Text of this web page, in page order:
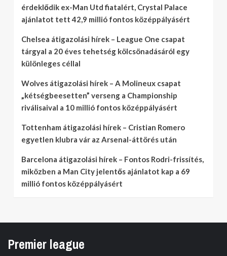
érdeklődik ex-Man Utd fiatalért, Crystal Palace
ajánlatot tett 42,9 millió fontos középpályásért
Chelsea átigazolási hírek – League One csapat
tárgyal a 20 éves tehetség kölcsönadásáról egy
különleges céllal
Wolves átigazolási hírek – A Molineux csapat
„kétségbeesetten” verseng a Championship
riválisaival a 10 millió fontos középpályásért
Tottenham átigazolási hírek – Cristian Romero
egyetlen klubra vár az Arsenal-áttörés után
Barcelona átigazolási hírek – Fontos Rodri-frissítés,
miközben a Man City jelentős ajánlatot kap a 69
millió fontos középpályásért
Premier league